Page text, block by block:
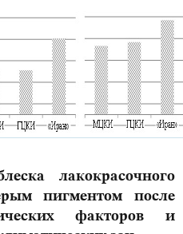
лакокрасочного
пигментом после
факторов и